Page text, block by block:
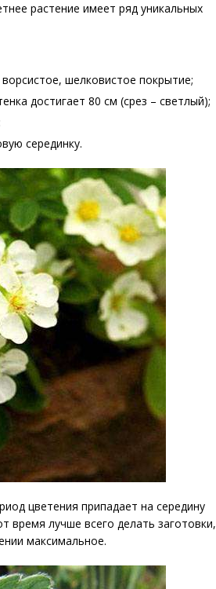
растение имеет ряд уникальных
шелковистое покрытие;
достигает 80 см (срез – светлый);
серединку.
цветения припадает на середину
время лучше всего делать заготовки,
максимальное.